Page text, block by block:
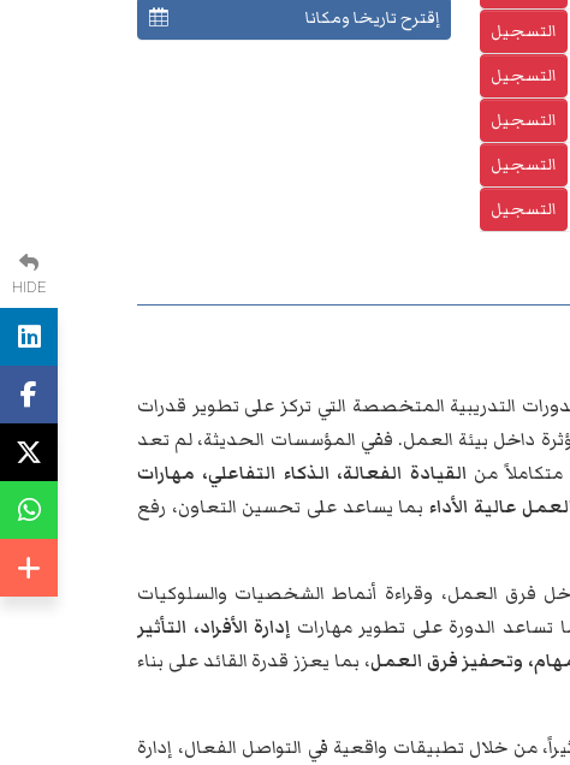
التسجيل
التسجيل
التسجيل
التسجيل
التسجيل
إقترح تاريخا ومكانا
التدريبية المتخصصة التي تركز على تطوير قدرات
مؤثرة داخل بيئة العمل. ففي المؤسسات الحديثة، لم تعد
من القيادة الفعالة، الذكاء التفاعلي، مهارات
عالية الأداء بما يساعد على تحسين التعاون، رفع
فرق العمل، وقراءة أنماط الشخصيات والسلوكيات
تساعد الدورة على تطوير مهارات إدارة الأفراد، التأثير
وتحفيز فرق العمل، بما يعزز قدرة القائد على بناء
من خلال تطبيقات واقعية في التواصل الفعال، إدارة
HIDE